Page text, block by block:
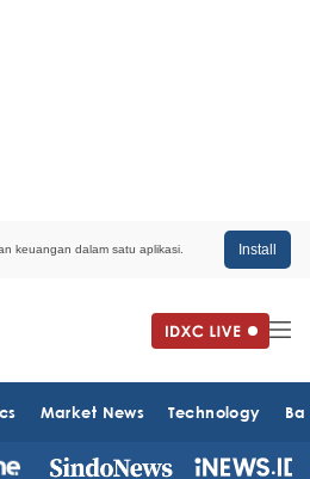
keuangan dalam satu aplikasi. Install
Market News Technology